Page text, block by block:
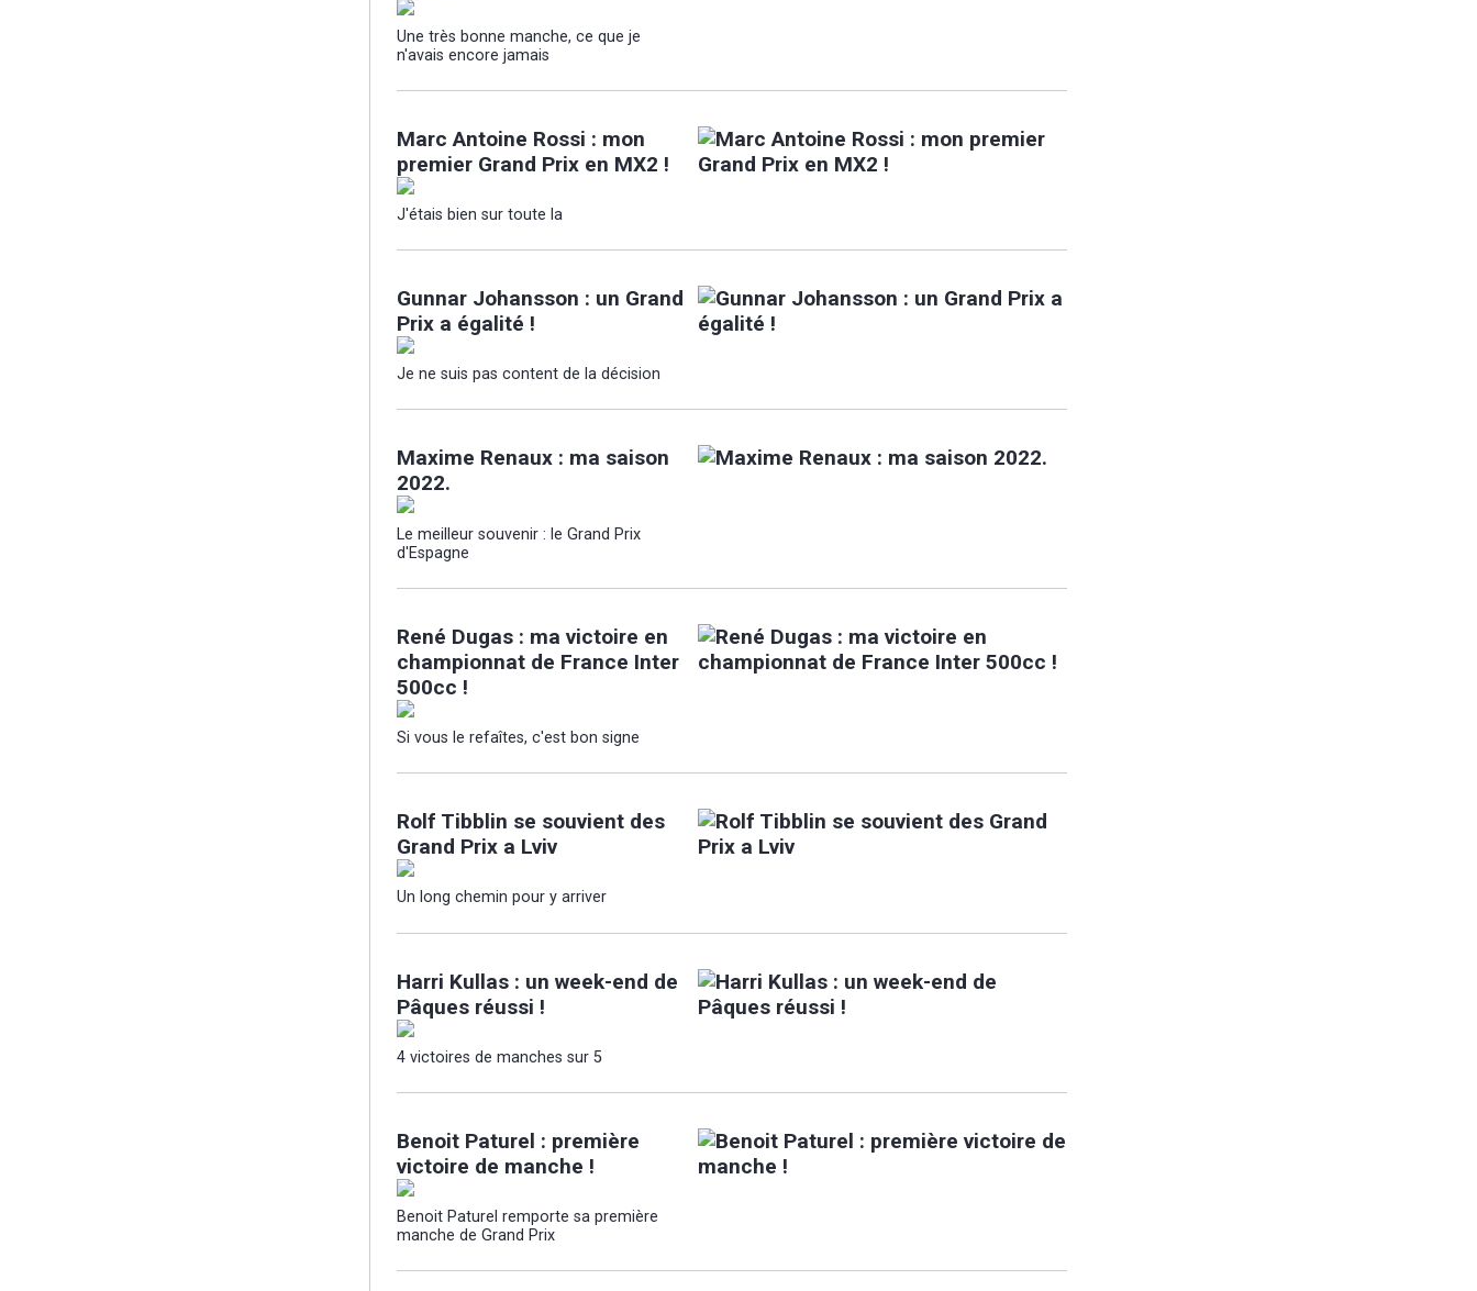
Une très bonne manche, ce que je
n'avais encore jamais
Marc Antoine Rossi : mon
premier Grand Prix en MX2 !
J'étais bien sur toute la
Gunnar Johansson : un Grand
Prix a égalité !
Je ne suis pas content de la décision
Maxime Renaux : ma saison
2022.
Le meilleur souvenir : le Grand Prix
d'Espagne
René Dugas : ma victoire en
championnat de France Inter
500cc !
Si vous le refaîtes, c'est bon signe
Rolf Tibblin se souvient des
Grand Prix a Lviv
Un long chemin pour y arriver
Harri Kullas : un week-end de
Pâques réussi !
4 victoires de manches sur 5
Benoit Paturel : première
victoire de manche !
Benoit Paturel remporte sa première
manche de Grand Prix